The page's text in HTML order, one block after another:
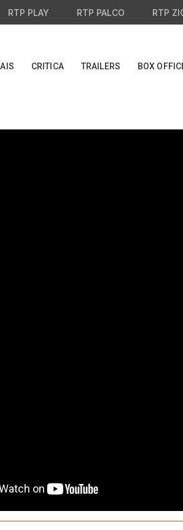
RTP PLAY RTP PALCO RTP
CRITICA TRAILERS BOX